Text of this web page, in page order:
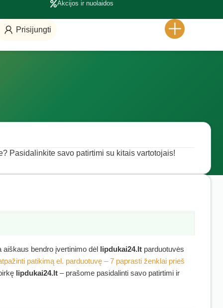
Akcijos ir nuolaidos
Prisijungti
Pasidalinkite savo patirtimi su kitais vartotojais!
aiškaus bendro įvertinimo dėl lipdukai24.lt parduotuvės
patikimą el. parduotuvę – 7 paprasti ženklai prieš
lipdukai24.lt – prašome pasidalinti savo patirtimi ir